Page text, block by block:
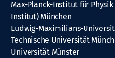
Max-Planck-Institut für
Institut) München
Ludwig-Maximilians-
Technische Universität
Universität Münster